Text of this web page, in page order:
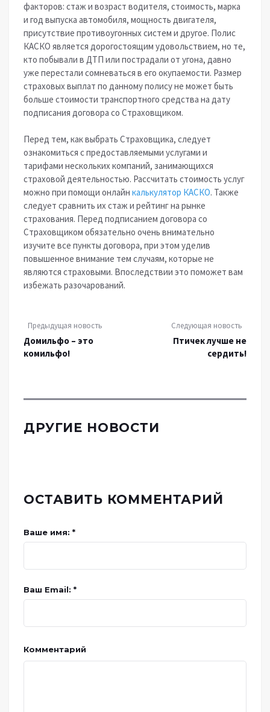
факторов: стаж и возраст водителя, стоимость, марка
и год выпуска автомобиля, мощность двигателя,
присутствие противоугонных систем и другое. Полис
КАСКО является дорогостоящим удовольствием, но те,
кто побывали в ДТП или пострадали от угона, давно
уже перестали сомневаться в его окупаемости. Размер
страховых выплат по данному полису не может быть
больше стоимости транспортного средства на дату
подписания договора со Страховщиком.
Перед тем, как выбрать Страховщика, следует
ознакомиться с предоставляемыми услугами и
тарифами нескольких компаний, занимающихся
страховой деятельностью. Рассчитать стоимость услуг
можно при помощи онлайн калькулятор КАСКО. Также
следует сравнить их стаж и рейтинг на рынке
страхования. Перед подписанием договора со
Страховщиком обязательно очень внимательно
изучите все пункты договора, при этом уделив
повышенное внимание тем случаям, которые не
являются страховыми. Впоследствии это поможет вам
избежать разочарований.
Предыдущая новость
Домильфо – это
комильфо!
Следующая новость
Птичек лучше не
сердить!
ДРУГИЕ НОВОСТИ
ОСТАВИТЬ КОММЕНТАРИЙ
Ваше имя: *
Ваш Email: *
Комментарий